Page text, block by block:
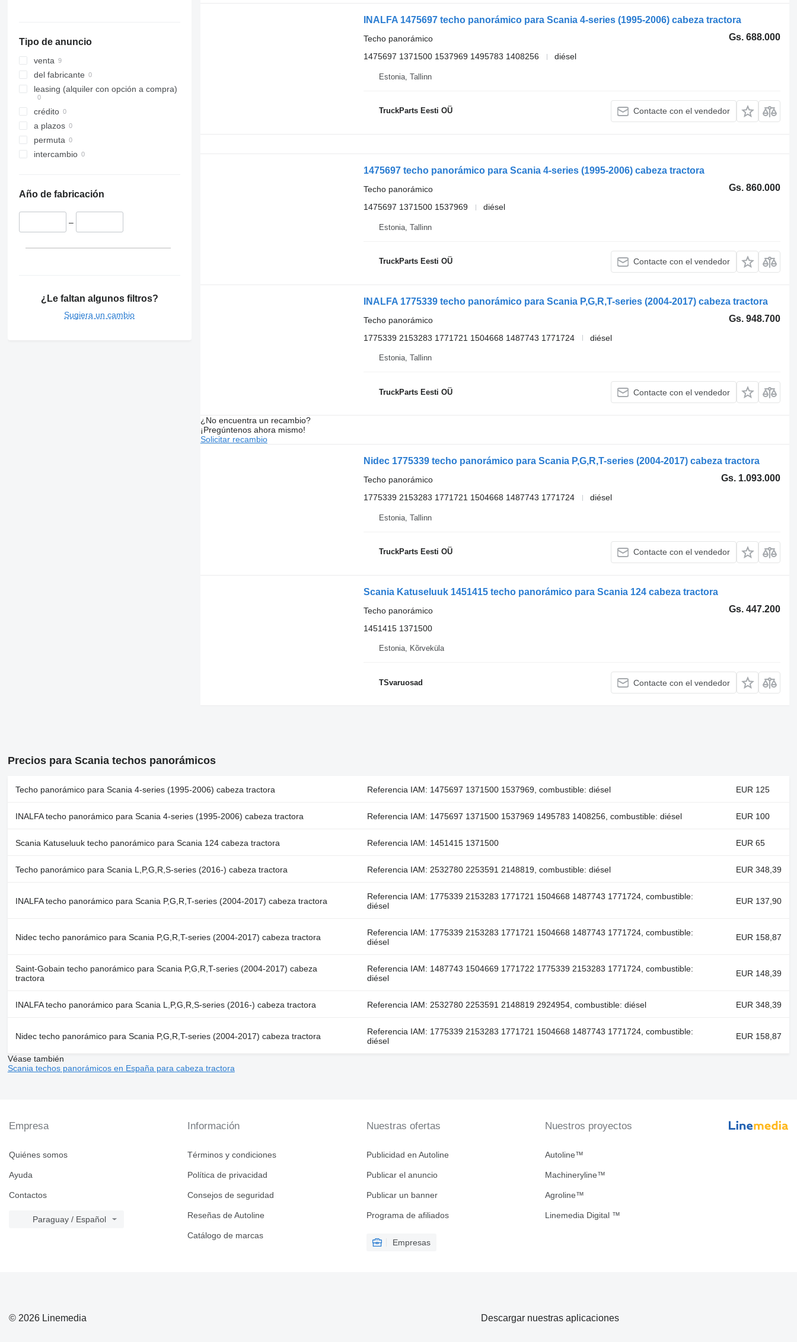
Tipo de anuncio
venta
del fabricante
leasing (alquiler con opción a compra)
crédito
a plazos
permuta
intercambio
Año de fabricación
–
¿Le faltan algunos filtros?
Sugiera un cambio
INALFA 1475697 techo panorámico para Scania 4-series (1995-2006) cabeza tractora
Gs. 688.000
Techo panorámico
1475697 1371500 1537969 1495783 1408256
diésel
Estonia, Tallinn
TruckParts Eesti OÜ Contacte con el vendedor
1475697 techo panorámico para Scania 4-series (1995-2006) cabeza tractora
Gs. 860.000
Techo panorámico
1475697 1371500 1537969
diésel
Estonia, Tallinn
TruckParts Eesti OÜ Contacte con el vendedor
INALFA 1775339 techo panorámico para Scania P,G,R,T-series (2004-2017) cabeza tractora
Gs. 948.700
Techo panorámico
1775339 2153283 1771721 1504668 1487743 1771724
diésel
Estonia, Tallinn
TruckParts Eesti OÜ Contacte con el vendedor
¿No encuentra un recambio?
¡Pregúntenos ahora mismo!
Solicitar recambio
Nidec 1775339 techo panorámico para Scania P,G,R,T-series (2004-2017) cabeza tractora
Gs. 1.093.000
Techo panorámico
1775339 2153283 1771721 1504668 1487743 1771724
diésel
Estonia, Tallinn
TruckParts Eesti OÜ Contacte con el vendedor
Scania Katuseluuk 1451415 techo panorámico para Scania 124 cabeza tractora
Gs. 447.200
Techo panorámico
1451415 1371500
Estonia, Kõrveküla
TSvaruosad Contacte con el vendedor
Precios para Scania techos panorámicos
Techo panorámico para Scania 4-series (1995-2006) cabeza tractora Referencia IAM: 1475697 1371500 1537969, combustible: diésel EUR 125
INALFA techo panorámico para Scania 4-series (1995-2006) cabeza tractora Referencia IAM: 1475697 1371500 1537969 1495783 1408256, combustible: diésel EUR 100
Scania Katuseluuk techo panorámico para Scania 124 cabeza tractora Referencia IAM: 1451415 1371500 EUR 65
Techo panorámico para Scania L,P,G,R,S-series (2016-) cabeza tractora Referencia IAM: 2532780 2253591 2148819, combustible: diésel EUR 348,39
INALFA techo panorámico para Scania P,G,R,T-series (2004-2017) cabeza tractora
Referencia IAM: 1775339 2153283 1771721 1504668 1487743 1771724, combustible:
diésel
EUR 137,90
Nidec techo panorámico para Scania P,G,R,T-series (2004-2017) cabeza tractora
Referencia IAM: 1775339 2153283 1771721 1504668 1487743 1771724, combustible:
diésel
EUR 158,87
Saint-Gobain techo panorámico para Scania P,G,R,T-series (2004-2017) cabeza
tractora
Referencia IAM: 1487743 1504669 1771722 1775339 2153283 1771724, combustible:
diésel
EUR 148,39
INALFA techo panorámico para Scania L,P,G,R,S-series (2016-) cabeza tractora Referencia IAM: 2532780 2253591 2148819 2924954, combustible: diésel EUR 348,39
Nidec techo panorámico para Scania P,G,R,T-series (2004-2017) cabeza tractora
Referencia IAM: 1775339 2153283 1771721 1504668 1487743 1771724, combustible:
diésel
EUR 158,87
Véase también
Scania techos panorámicos en España para cabeza tractora
Empresa
Quiénes somos
Ayuda
Contactos
Paraguay / Español
Información
Términos y condiciones
Política de privacidad
Consejos de seguridad
Reseñas de Autoline
Catálogo de marcas
Nuestras ofertas
Publicidad en Autoline
Publicar el anuncio
Publicar un banner
Programa de afiliados
Empresas
Nuestros proyectos
Autoline™
Machineryline™
Agroline™
Linemedia Digital ™
© 2026 Linemedia Descargar nuestras aplicaciones